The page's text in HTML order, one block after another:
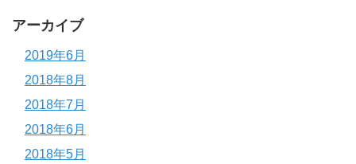
アーカイブ
2019年6月
2018年8月
2018年7月
2018年6月
2018年5月